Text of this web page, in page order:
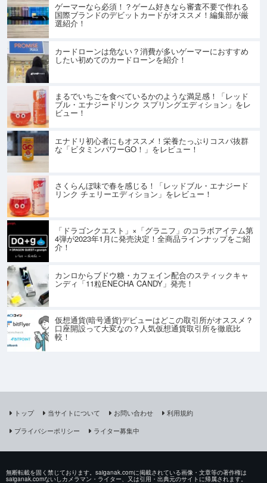
ゲーマーなら必須！？ゲーム好きなら審査不要で作れる
国際ブランドのデビットカードがオススメ！編集部が厳
選紹介！
カードローンは危ない？消費が多いゲーマーにおすすめ
したい初めてのカードローンを紹介！
まるでいちごを食べているかのような満足感！「レッド
ブル・エナジードリンク スプリングエディション」をレ
ビュー！
エナドリ初心者にもオススメ！栄養たっぷりコスパ抜群
な「ビタミンパワーGO！」をレビュー！
さくらんぼ味で春を感じる！「レッドブル・エナジード
リンク チェリーエディション」をレビュー！
「ドラゴンクエスト」×「グラニフ」のコラボアイテム第
4弾が2023年1月に発売決定！全商品ラインナップをご紹
介！
カンロからブドウ糖・カフェイン配合のスティックキャ
ンディ「11粒ENECHA CANDY」発売！
仮想通貨(暗号通貨)デビューはどこの取引所がオススメ？
口座開設って大変なの？人気仮想通貨取引所を徹底比
較！
トップ 当サイトについて お問い合わせ
利用規約
プライバシーポリシー
ライター募集中
無断転載を固く禁じております。saiganak.comに掲載されている画像・文章等の著作権は
saiganak.comないしカメラマン・ライター、又は引用・出典元のサイトに帰属されます。